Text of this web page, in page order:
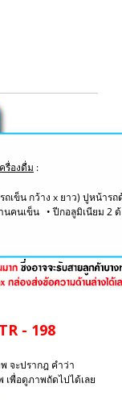
รื่องดื่ม :
เข็น กว้าง x ยาว) ปูหน้าร
คนเข็น • ปีกอลูมิเนียม 2
- 198
จะปรากฎ คำว่า
พื่อดูภาพถัดไปได้เลย